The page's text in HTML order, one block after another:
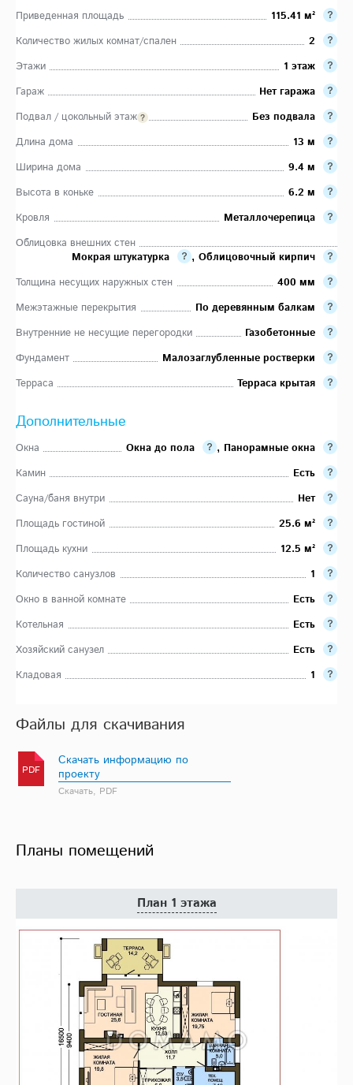
Приведенная площадь
115.41 м²
Количество жилых комнат/спален
2
Этажи
1 этаж
Гараж
Нет гаража
Подвал / цокольный этаж
Без подвала
Длина дома
13 м
Ширина дома
9.4 м
Высота в коньке
6.2 м
Кровля
Металлочерепица
Облицовка внешних стен
Мокрая штукатурка
, Облицовочный кирпич
Толщина несущих наружных стен
400 мм
Межэтажные перекрытия
По деревянным балкам
Внутренние не несущие перегородки
Газобетонные
Фундамент
Малозаглубленные ростверки
Терраса
Терраса крытая
Дополнительные
Окна Окна до пола , Панорамные окна
Камин
Есть
Сауна/баня внутри
Нет
Площадь гостиной
25.6 м²
Площадь кухни
12.5 м²
Количество санузлов
1
Окно в ванной комнате
Есть
Котельная
Есть
Хозяйский санузел
Есть
Кладовая
1
Файлы для скачивания
PDF
Скачать информацию по
проекту
Скачать, PDF
Планы помещений
План 1 этажа